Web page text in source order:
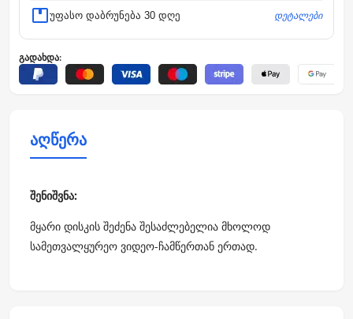
უფასო დაბრუნება 30 დღე დეტალები
გადახდა:
აღწერა
შენიშვნა:
მყარი დისკის შეძენა შესაძლებელია მხოლოდ
სამეთვალყურეო ვიდეო-ჩამწერთან ერთად.